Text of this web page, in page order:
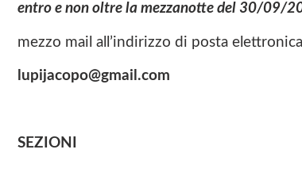
entro e non oltre la mezzanotte del 30/09/
mezzo mail all’indirizzo di posta elettronica
lupijacopo@gmail.com
SEZIONI